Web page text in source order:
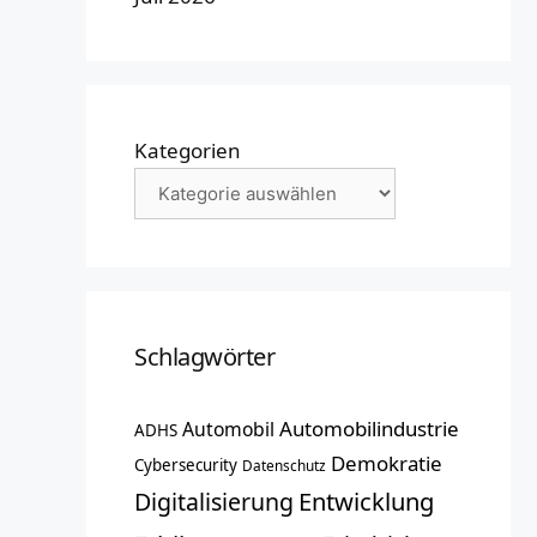
Kategorien
Schlagwörter
ADHS Automobil Automobilindustrie
Cybersecurity Datenschutz Demokratie
Digitalisierung Entwicklung